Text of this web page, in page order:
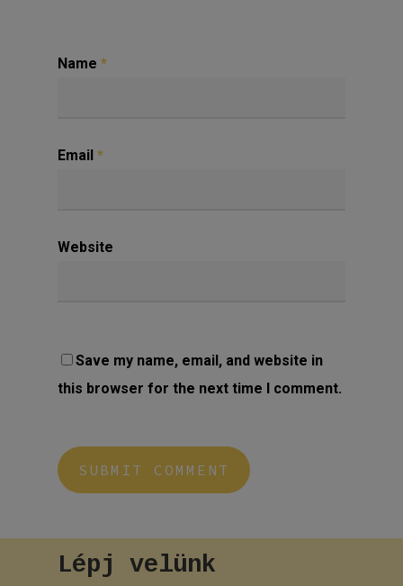
Name *
Email *
Website
Save my name, email, and website in
this browser for the next time I comment.
Lépj
velünk